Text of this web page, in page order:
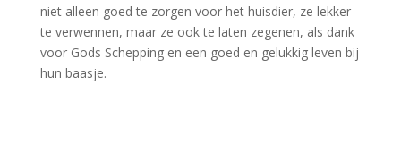
niet alleen goed te zorgen voor het huisdier, ze lekker
te verwennen, maar ze ook te laten zegenen, als dank
voor Gods Schepping en een goed en gelukkig leven bij
hun baasje.